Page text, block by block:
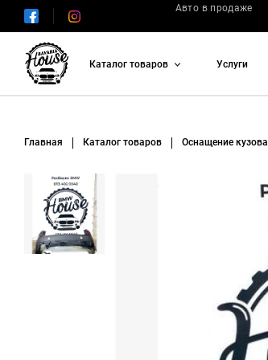
Авто в продаже
Каталог товаров Услуги
Главная Каталог товаров Оснащение кузова